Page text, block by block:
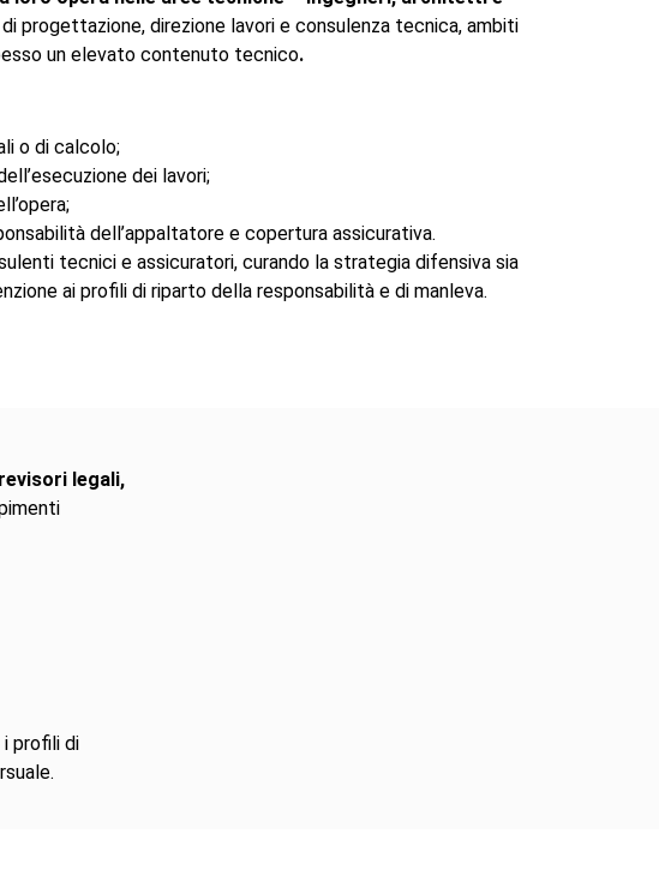
progettazione, direzione lavori e consulenza tecnica, ambiti
un elevato contenuto tecnico.
o di calcolo;
dei lavori;
dell’appaltatore e copertura assicurativa.
tecnici e assicuratori, curando la strategia difensiva sia
ai profili di riparto della responsabilità e di manleva.
legali,
profili di